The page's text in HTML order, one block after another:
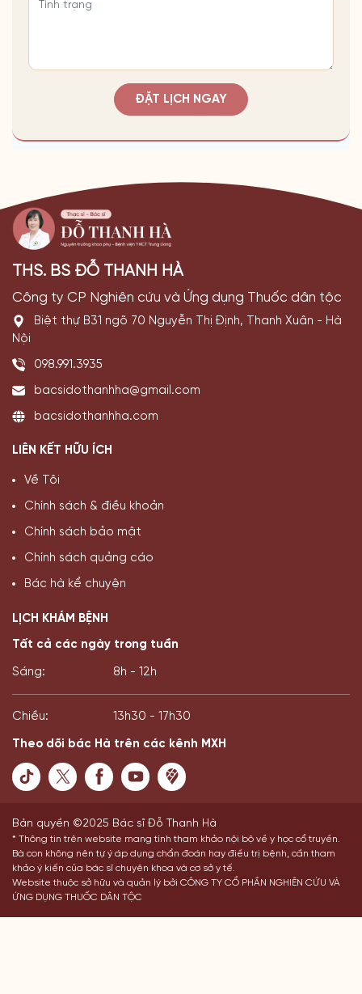
ĐẶT LỊCH NGAY
THS. BS ĐỖ THANH HÀ
Công ty CP Nghiên cứu và Ứng dụng Thuốc dân tộc
Biệt thự B31 ngõ 70 Nguyễn Thị Định, Thanh Xuân - Hà
Nội
098.991.3935
bacsidothanhha@gmail.com
bacsidothanhha.com
LIÊN KẾT HỮU ÍCH
Về Tôi
Chính sách & điều khoản
Chính sách bảo mật
Chính sách quảng cáo
Bác hà kể chuyện
LỊCH KHÁM BỆNH
Tất cả các ngày trong tuần
Sáng: 8h - 12h
Chiều: 13h30 - 17h30
Theo dõi bác Hà trên các kênh MXH
Bản quyền ©2025 Bác sĩ Đỗ Thanh Hà
* Thông tin trên website mang tính tham khảo nội bộ về y học cổ truyền.
Bà con không nên tự ý áp dụng chẩn đoán hay điều trị bệnh, cần tham
khảo ý kiến của bác sĩ chuyên khoa và cơ sở y tế.
Website thuộc sở hữu và quản lý bởi CÔNG TY CỔ PHẦN NGHIÊN CỨU VÀ
ỨNG DỤNG THUỐC DÂN TỘC